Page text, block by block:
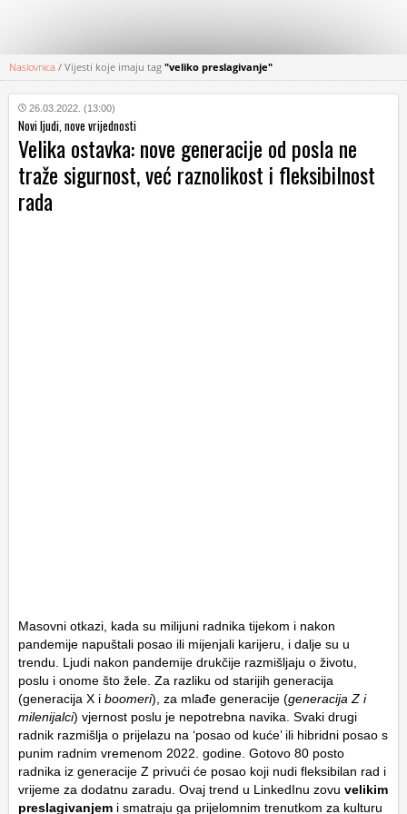
KATEGORIJE
HRVATSKI
WEB
Naslovnica / Vijesti koje imaju tag "veliko preslagivanje"
26.03.2022. (13:00)
Novi ljudi, nove vrijednosti
Velika ostavka: nove generacije od posla ne
traže sigurnost, već raznolikost i fleksibilnost
rada
Masovni otkazi, kada su milijuni radnika tijekom i nakon
pandemije napuštali posao ili mijenjali karijeru, i dalje su u
trendu. Ljudi nakon pandemije drukčije razmišljaju o životu,
poslu i onome što žele. Za razliku od starijih generacija
(generacija X i boomeri), za mlađe generacije (generacija Z i
milenijalci) vjernost poslu je nepotrebna navika. Svaki drugi
radnik razmišlja o prijelazu na ‘posao od kuće’ ili hibridni posao s
punim radnim vremenom 2022. godine. Gotovo 80 posto
radnika iz generacije Z privući će posao koji nudi fleksibilan rad i
vrijeme za dodatnu zaradu. Ovaj trend u LinkedInu zovu velikim
preslagivanjem i smatraju ga prijelomnim trenutkom za kulturu